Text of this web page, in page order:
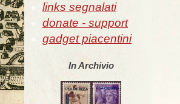
links segnalati
donate - support
gadget piacentini
In Archivio